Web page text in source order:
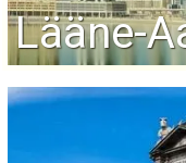
Lääne-